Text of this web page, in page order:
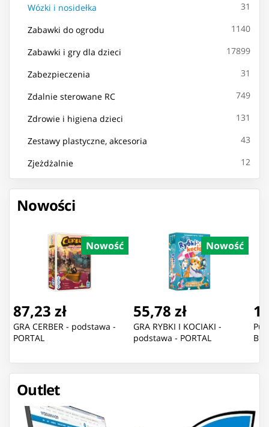
Wózki i nosidełka 31
Zabawki do ogrodu 1140
Zabawki i gry dla dzieci 17899
Zabezpieczenia 31
Zdalnie sterowane RC 749
Zdrowie i higiena dzieci 131
Zestawy plastyczne, akcesoria 43
Zjeżdżalnie 12
Nowości
Nowość
87,23 zł
GRA CERBER - podstawa -
PORTAL
Nowość
55,78 zł
GRA RYBKI I KOCIAKI -
podstawa - PORTAL
Outlet